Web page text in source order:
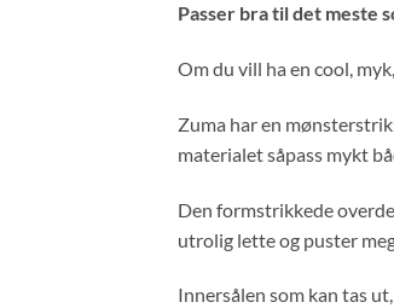
Passer bra til det meste
Om du vill ha en cool,
Zuma har en
materialet såpass mykt
Den formstrikkede
utrolig lette og puster
Innersålen som kan tas